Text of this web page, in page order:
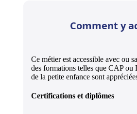
Comment y
Ce métier est accessible avec ou
des formations telles que CAP ou
de la petite enfance sont
Certifications et diplômes